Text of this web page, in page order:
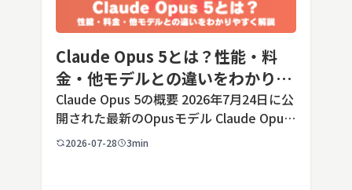
Claude Opus 5とは？性能・料
金・他モデルとの違いをわかりや
すく解説
Claude Opus 5の概要 2026年7月24日に公
開された最新のOpusモデル Claude Opus
5は、米国のAI企業Anthropic（アンソロピ
2026-07-28 3min